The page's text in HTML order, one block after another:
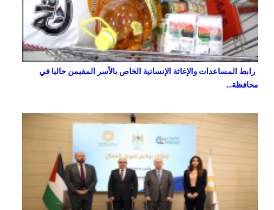
رابط المساعدات والإغاثة الإنسانية الخاص بالأسر المقيمن حاليا في
محافظة...